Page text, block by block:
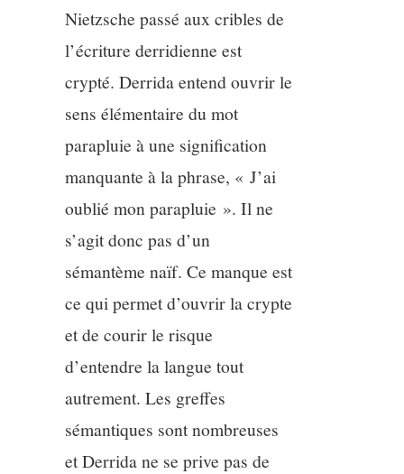
Nietzsche passé aux cribles de
l’écriture derridienne est
crypté. Derrida entend ouvrir le
sens élémentaire du mot
parapluie à une signification
manquante à la phrase, « J’ai
oublié mon parapluie ». Il ne
s’agit donc pas d’un
sémantème naïf. Ce manque est
ce qui permet d’ouvrir la crypte
et de courir le risque
d’entendre la langue tout
autrement. Les greffes
sémantiques sont nombreuses
et Derrida ne se prive pas de